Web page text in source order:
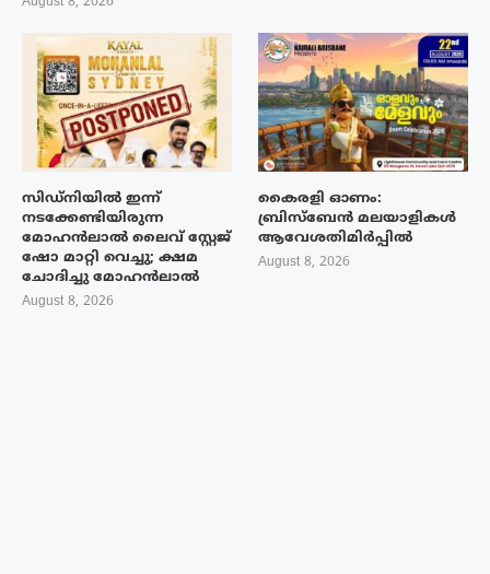
സിഡ്നിയിൽ ഇന്ന്
നടക്കേണ്ടിയിരുന്ന
മോഹൻലാൽ ലൈവ് സ്റ്റേജ്
ഷോ മാറ്റി വെച്ചു; ക്ഷമ
ചോദിച്ചു മോഹൻലാൽ
August 8, 2026
കൈരളി ഓണം:
ബ്രിസ്ബേൻ മലയാളികൾ
ആവേശതിമിർപ്പിൽ
August 8, 2026